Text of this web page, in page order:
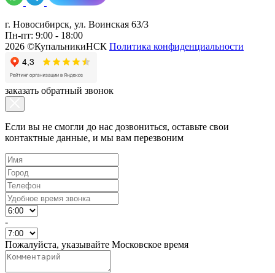
г. Новосибирск, ул. Воинская 63/3
Пн-пт: 9:00 - 18:00
2026 ©КупальникиНСК Политика конфиденциальности
заказать обратный звонок
Если вы не смогли до нас дозвониться, оставьте свои
контактные данные, и мы вам перезвоним
-
Пожалуйста, указывайте Московское время